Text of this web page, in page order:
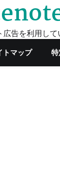
告を利用して
トマップ